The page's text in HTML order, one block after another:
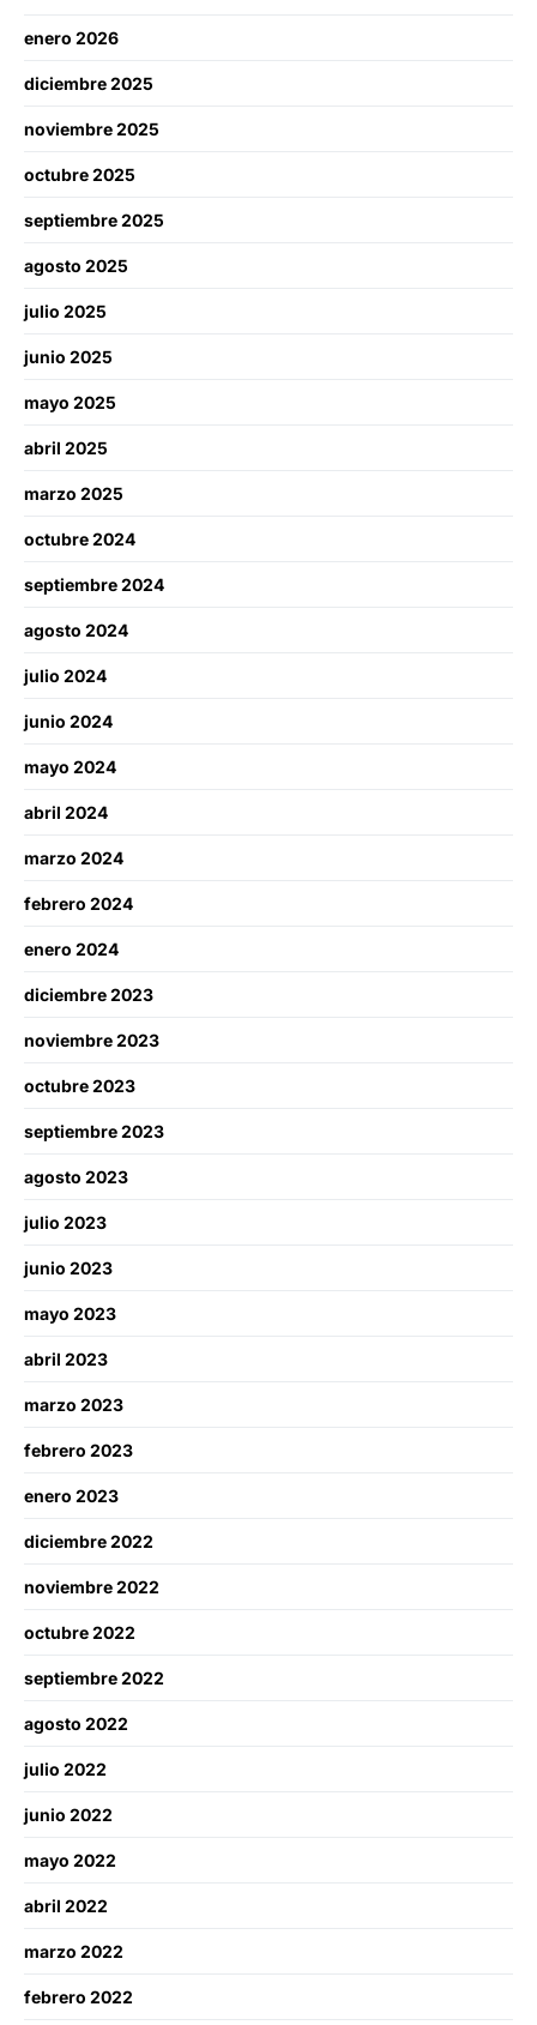
enero 2026
diciembre 2025
noviembre 2025
octubre 2025
septiembre 2025
agosto 2025
julio 2025
junio 2025
mayo 2025
abril 2025
marzo 2025
octubre 2024
septiembre 2024
agosto 2024
julio 2024
junio 2024
mayo 2024
abril 2024
marzo 2024
febrero 2024
enero 2024
diciembre 2023
noviembre 2023
octubre 2023
septiembre 2023
agosto 2023
julio 2023
junio 2023
mayo 2023
abril 2023
marzo 2023
febrero 2023
enero 2023
diciembre 2022
noviembre 2022
octubre 2022
septiembre 2022
agosto 2022
julio 2022
junio 2022
mayo 2022
abril 2022
marzo 2022
febrero 2022